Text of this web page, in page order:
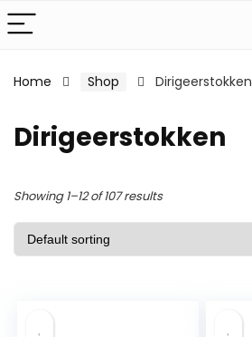
Home Shop Dirigeerstokken
Dirigeerstokken
Showing 1–12 of 107 results